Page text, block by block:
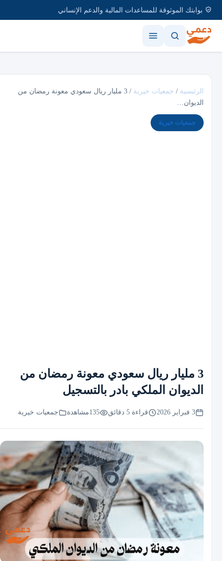
بوابتك الموثوقة للمساعدات المالية والدعم الإنساني
الرئيسية / جمعيات خيرية /
3 مليار ريال سعودي معونة رمضان من
الديوان…
جمعيات خيرية
3 مليار ريال سعودي معونة رمضان من
الديوان الملكي بادر بالتسجيل
3 فبراير 2026 قراءة 5 دقائق 135مشاهدة جمعيات خيرية